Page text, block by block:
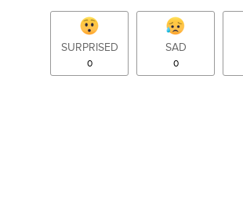
SURPRISED
0
SAD
0